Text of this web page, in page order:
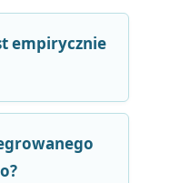
empirycznie